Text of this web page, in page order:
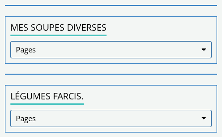
MES SOUPES DIVERSES
LÉGUMES FARCIS.